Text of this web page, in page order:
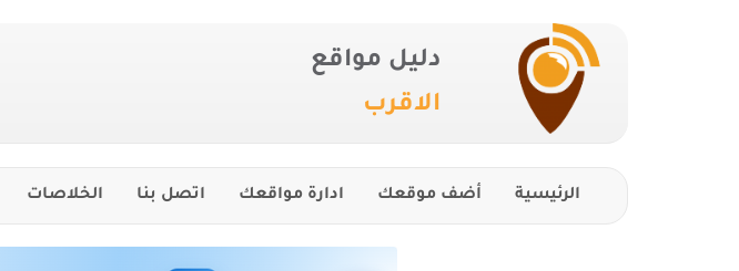
دليل مواقع
الاقرب
الرئيسية أضف موقعك ادارة مواقعك اتصل بنا الخلاصات